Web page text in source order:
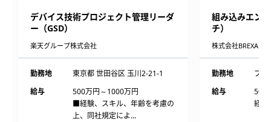
デバイス技術プロジェクト管理リーダ
ー（GSD）
楽天グループ株式会社
勤務地
東京都 世田谷区 玉川2-21-1
給与
500万円～1000万円
■経験、スキル、年齢を考慮の
上、同社規定によ...
組み込みエン
チ）
株式会社BREXA
勤務地
プロ
給与
500
経験